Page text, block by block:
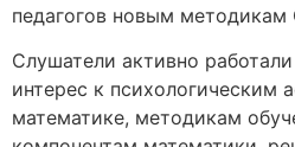
педагогов новым методикам
Слушатели активно
интерес к психологическим
математике, методикам